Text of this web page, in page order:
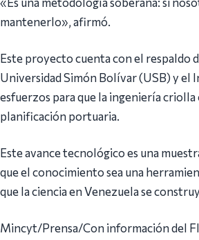
mantenerlo», afirmó.
Este proyecto cuenta con el respaldo
Universidad Simón Bolívar (USB) y
esfuerzos para que la ingeniería
planificación portuaria.
Este avance tecnológico es una
que el conocimiento sea una
que la ciencia en Venezuela se
Mincyt/Prensa/Con información del